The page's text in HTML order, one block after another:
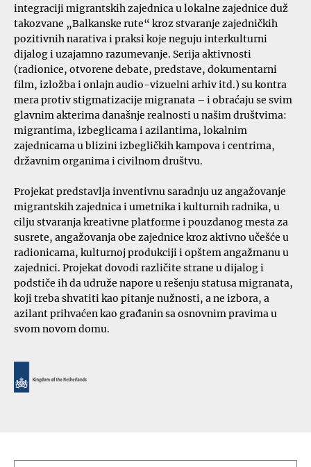
integraciji migrantskih zajednica u lokalne zajednice duž
takozvane „Balkanske rute“ kroz stvaranje zajedničkih
pozitivnih narativa i praksi koje neguju interkulturni
dijalog i uzajamno razumevanje. Serija aktivnosti
(radionice, otvorene debate, predstave, dokumentarni
film, izložba i onlajn audio-vizuelni arhiv itd.) su kontra
mera protiv stigmatizacije migranata – i obraćaju se svim
glavnim akterima današnje realnosti u našim društvima:
migrantima, izbeglicama i azilantima, lokalnim
zajednicama u blizini izbegličkih kampova i centrima,
državnim organima i civilnom društvu.
Projekat predstavlja inventivnu saradnju uz angažovanje
migrantskih zajednica i umetnika i kulturnih radnika, u
cilju stvaranja kreativne platforme i pouzdanog mesta za
susrete, angažovanja obe zajednice kroz aktivno učešće u
radionicama, kulturnoj produkciji i opštem angažmanu u
zajednici. Projekat dovodi različite strane u dijalog i
podstiče ih da udruže napore u rešenju statusa migranata,
koji treba shvatiti kao pitanje nužnosti, a ne izbora, a
azilant prihvaćen kao građanin sa osnovnim pravima u
svom novom domu.